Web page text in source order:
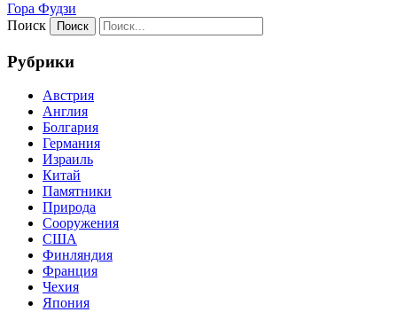
Гора Фудзи
Поиск
Рубрики
Австрия
Англия
Болгария
Германия
Израиль
Китай
Памятники
Природа
Сооружения
США
Финляндия
Франция
Чехия
Япония